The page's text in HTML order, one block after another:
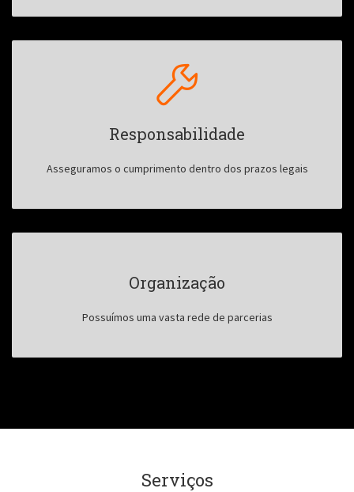
Responsabilidade
Asseguramos o cumprimento dentro dos prazos legais
Organização
Possuímos uma vasta rede de parcerias
Serviços